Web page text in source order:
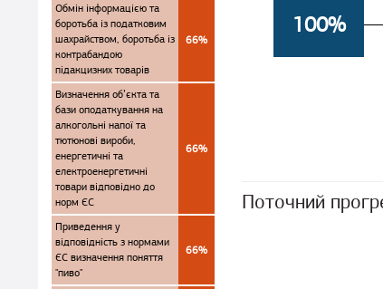
100%
Поточний
Обмін інформацією та
боротьба із податковим
шахрайством, боротьба із
контрабандою
підакцизних товарів
66%
Визначення об’єкта та
бази оподаткування на
алкогольні напої та
тютюнові вироби,
енергетичні та
електроенергетичні
товари відповідно до
норм ЄС
66%
Приведення у
відповідність з нормами
ЄС визначення поняття
"пиво"
66%